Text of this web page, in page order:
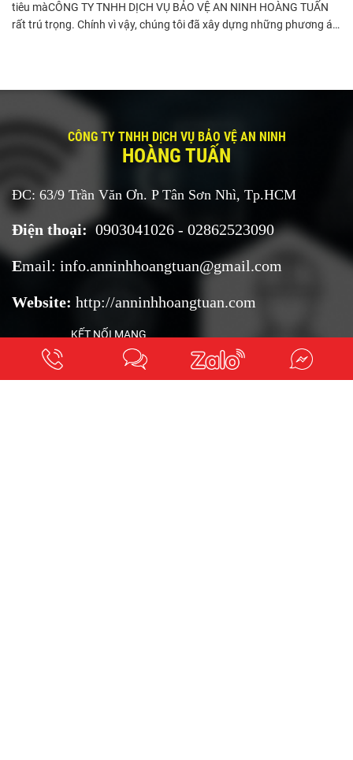
tiêu màCÔNG TY TNHH DỊCH VỤ BẢO VỆ AN NINH HOÀNG TUẤN
rất trú trọng. Chính vì vậy, chúng tôi đã xây dựng những phương án
CÔNG TY TNHH DỊCH VỤ BẢO VỆ AN NINH
HOÀNG TUẤN
ĐC: 63/9 Trần Văn Ơn. P Tân Sơn Nhì, Tp.HCM
Điện thoại:0903041026 - 02862523090
Email: info.anninhhoangtuan@gmail.com
Website: http://anninhhoangtuan.com
KẾT NỐI MẠNG